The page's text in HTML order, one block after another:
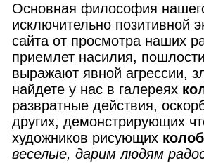
Основная философия
исключительно позитивной
сайта от просмотра наших
приемлет насилия,
выражают явной агрессии,
найдете у нас в галереях
развратные действия,
других, демонстрирующих
художников рисующих
веселые, дарим людям